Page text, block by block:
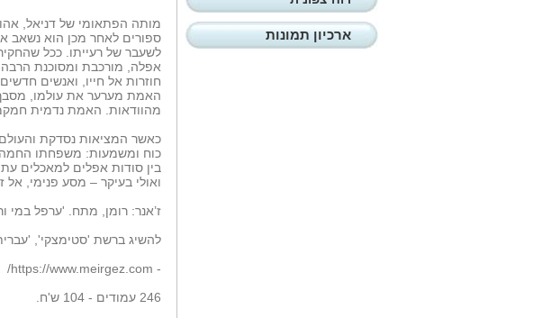
מותה הפתאומי של דניאל,
ספורים לאחר מכן הוא נשאב
לשעבר של רעייתו. ככל
אפלה, מורכבת ומסוכנת הרבה
חוזרות אל חייו, ואנשים
האמת מערער את עולמו, מסבך
מהוודאות. האמת נדמית
כאשר המציאות נסדקת והעולם
כוח ומשמעות: משפחתו החמה,
בין סודות אפלים למאכלים
ואולי בעיקר – מסע פנימי, אל
ז’אנר: רומן, מתח. 'ערפל במי
להשיג ברשת 'סטימצקי',
-
https://www.meirgez.com/
246 עמודים - 104 ש'ח.
ארכיון תמונות